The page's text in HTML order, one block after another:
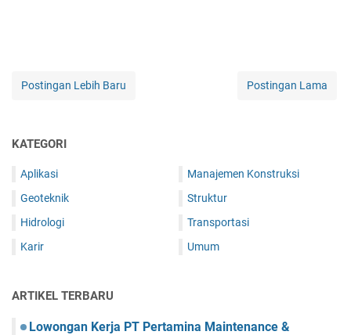
Postingan Lebih Baru Postingan Lama
KATEGORI
Aplikasi
Geoteknik
Hidrologi
Karir
Manajemen Konstruksi
Struktur
Transportasi
Umum
ARTIKEL TERBARU
Lowongan Kerja PT Pertamina Maintenance &